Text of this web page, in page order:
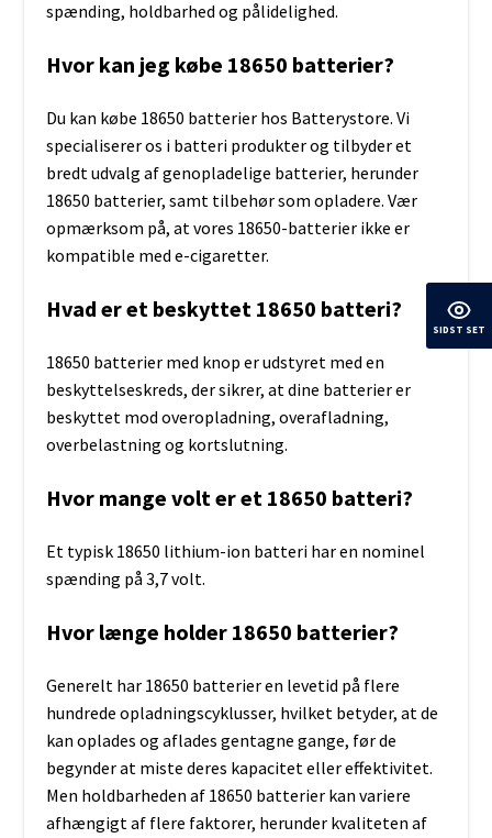
spænding, holdbarhed og pålidelighed.
Hvor kan jeg købe 18650 batterier?
Du kan købe 18650 batterier hos Batterystore. Vi
specialiserer os i batteri produkter og tilbyder et
bredt udvalg af genopladelige batterier, herunder
18650 batterier, samt tilbehør som opladere. Vær
opmærksom på, at vores 18650-batterier ikke er
kompatible med e-cigaretter.
Hvad er et beskyttet 18650 batteri?
18650 batterier med knop er udstyret med en
beskyttelseskreds, der sikrer, at dine batterier er
beskyttet mod overopladning, overafladning,
overbelastning og kortslutning.
Hvor mange volt er et 18650 batteri?
Et typisk 18650 lithium-ion batteri har en nominel
spænding på 3,7 volt.
Hvor længe holder 18650 batterier?
Generelt har 18650 batterier en levetid på flere
hundrede opladningscyklusser, hvilket betyder, at de
kan oplades og aflades gentagne gange, før de
begynder at miste deres kapacitet eller effektivitet.
Men holdbarheden af ​​18650 batterier kan variere
afhængigt af flere faktorer, herunder kvaliteten af
SIDST SET